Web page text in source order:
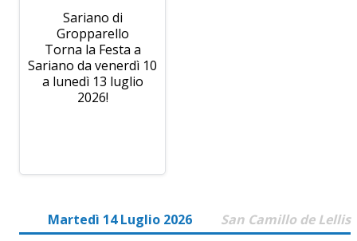
Sariano di
Gropparello
Torna la Festa a
Sariano da venerdì 10
a lunedì 13 luglio
2026!
Martedì 14 Luglio 2026 San Camillo de Lellis